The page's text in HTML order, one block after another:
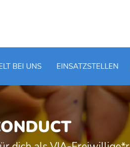
BEI UNS EINSATZSTELLEN